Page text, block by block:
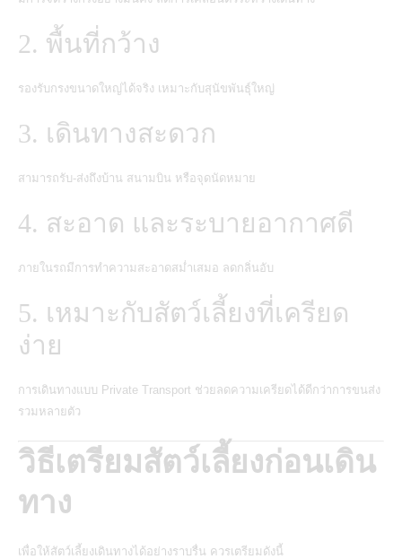
2. พื้นที่กว้าง
รองรับกรงขนาดใหญ่ได้จริง เหมาะกับสุนัขพันธุ์ใหญ่
3. เดินทางสะดวก
สามารถรับ-ส่งถึงบ้าน สนามบิน หรือจุดนัดหมาย
4. สะอาด และระบายอากาศดี
ภายในรถมีการทำความสะอาดสม่ำเสมอ ลดกลิ่นอับ
5. เหมาะกับสัตว์เลี้ยงที่เครียด
ง่าย
การเดินทางแบบ Private Transport ช่วยลดความเครียดได้ดีกว่าการขนส่ง
รวมหลายตัว
วิธีเตรียมสัตว์เลี้ยงก่อนเดิน
ทาง
เพื่อให้สัตว์เลี้ยงเดินทางได้อย่างราบรื่น ควรเตรียมดังนี้